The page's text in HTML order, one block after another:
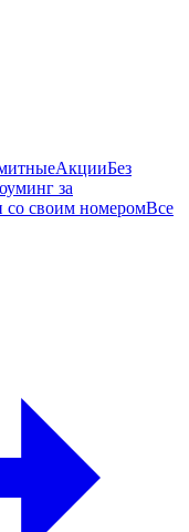
АкцииБез
за
со своим номеромВсе